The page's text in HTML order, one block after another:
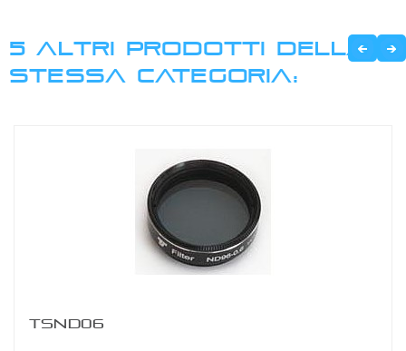
5 ALTRI PRODOTTI DELLA
STESSA CATEGORIA:
TSND06